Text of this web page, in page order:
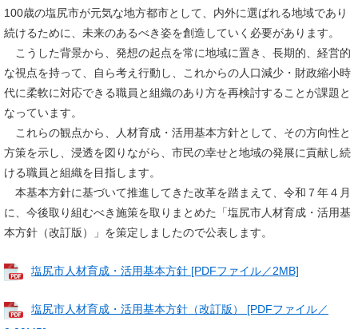
100歳の塩尻市が元気な地方都市として、内外に選ばれる地域であり
続けるために、未来のあるべき姿を創造していく必要があります。
こうした背景から、発想の起点を常に地域に置き、長期的、経営的
な視点を持って、自ら考え行動し、これからの人口減少・財政縮小時
代に柔軟に対応できる職員と組織のあり方を再検討することが課題と
なっています。
これらの観点から、人材育成・活用基本方針として、その方向性と
方策を示し、浸透を図りながら、市民の幸せと地域の発展に貢献し続
ける職員と組織を目指します。
本基本方針に基づいて推進してきた改革を踏まえて、令和７年４月
に、今後取り組むべき施策を取りまとめた「塩尻市人材育成・活用基
本方針（改訂版）」を策定しましたので公表します。
塩尻市人材育成・活用基本方針 [PDFファイル／2MB]
塩尻市人材育成・活用基本方針（改訂版） [PDFファイル／